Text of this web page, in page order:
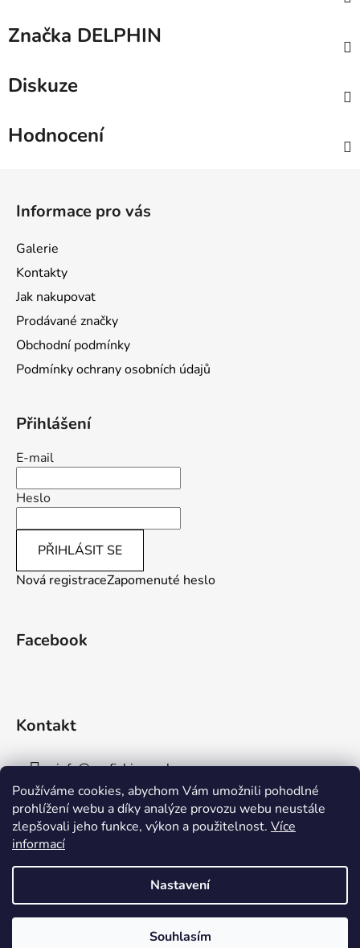
Používáme cookies, abychom Vám umožnili pohodlné
prohlížení webu a díky analýze provozu webu neustále
zlepšovali jeho funkce, výkon a použitelnost. Více
informací
Nastavení
Souhlasím
Značka DELPHIN
Diskuze
Hodnocení
Informace pro vás
Galerie
Kontakty
Jak nakupovat
Prodávané značky
Obchodní podmínky
Podmínky ochrany osobních údajů
Přihlášení
E-mail
Heslo
PŘIHLÁSIT SE
Nová registraceZapomenuté heslo
Facebook
Kontakt
info@aaafishingpraha.cz
778 011 878
Vytvořil Shoptet
AAA Fishing Praha s.r.o.